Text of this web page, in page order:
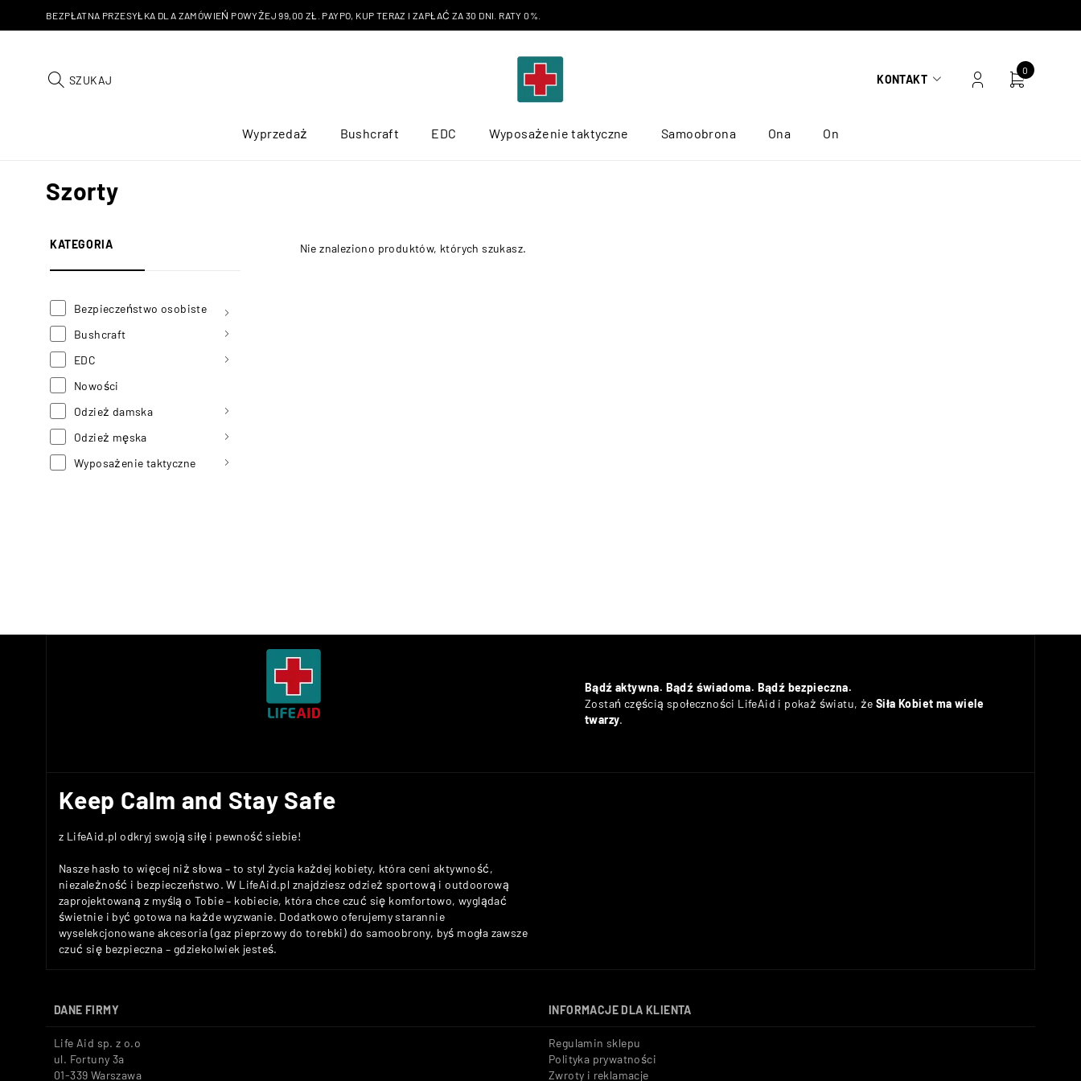
BEZPŁATNA PRZESYŁKA DLA ZAMÓWIEŃ POWYŻEJ 99,00 ZŁ. PAYPO, KUP TERAZ I ZAPŁAĆ ZA 30 DNI. RATY 0%.
SZUKAJ KONTAKT
0
Wyprzedaż Bushcraft EDC Wyposażenie taktyczne Samoobrona Ona On
Szorty
KATEGORIA
Bezpieczeństwo osobiste
Bushcraft
EDC
Nowości
Odzież damska
Odzież męska
Wyposażenie taktyczne
Nie znaleziono produktów, których szukasz.
Bądź aktywna. Bądź świadoma. Bądź bezpieczna.
Zostań częścią społeczności LifeAid i pokaż światu, że Siła Kobiet ma wiele
twarzy.
Keep Calm and Stay Safe
z LifeAid.pl odkryj swoją siłę i pewność siebie!
Nasze hasło to więcej niż słowa – to styl życia każdej kobiety, która ceni aktywność,
niezależność i bezpieczeństwo. W LifeAid.pl znajdziesz odzież sportową i outdoorową
zaprojektowaną z myślą o Tobie – kobiecie, która chce czuć się komfortowo, wyglądać
świetnie i być gotowa na każde wyzwanie. Dodatkowo oferujemy starannie
wyselekcjonowane akcesoria (gaz pieprzowy do torebki) do samoobrony, byś mogła zawsze
czuć się bezpieczna – gdziekolwiek jesteś.
DANE FIRMY INFORMACJE DLA KLIENTA
Life Aid sp. z o.o
ul. Fortuny 3a
01-339 Warszawa
Regulamin sklepu
Polityka prywatności
Zwroty i reklamacje